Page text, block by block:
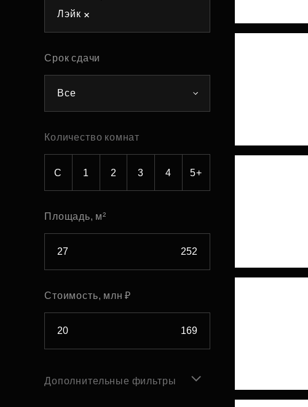
Рефинансирование
Лэйк
Срок сдачи
Все
Количество комнат
С 1 2 3 4 5+
Площадь, м²
Стоимость, млн ₽
Дополнительные фильтры